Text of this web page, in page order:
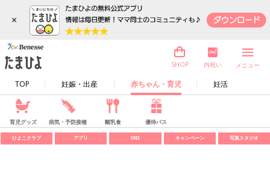
×
TOP 妊娠・出産 赤ちゃん・育児 妊活
SHOP 内祝い メニュー
育児グッズ 病気・予防接種 離乳食 優待パス
ひよこクラブ アプリ SNS キャンペーン 写真スタジオ